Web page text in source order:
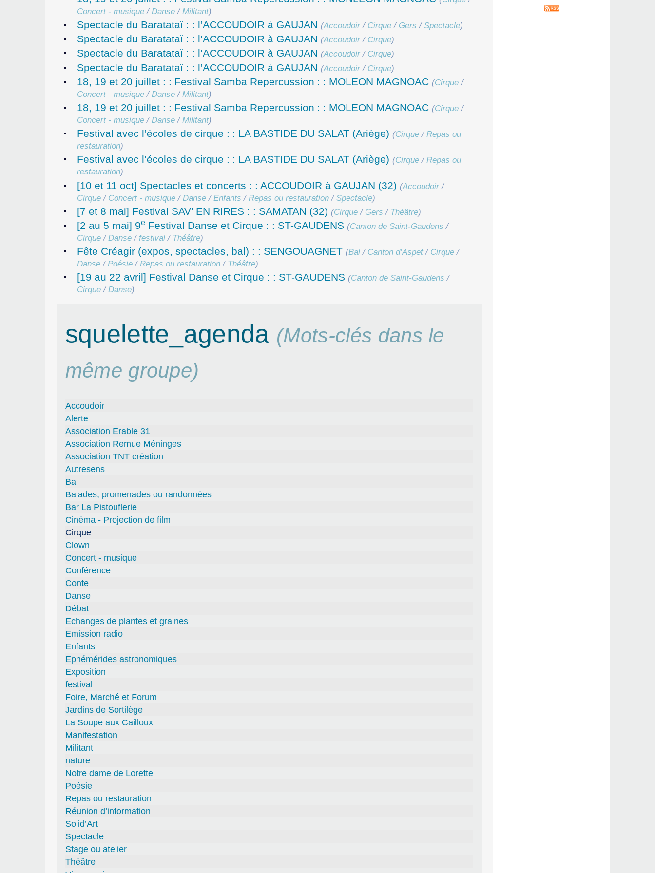
Concert - musique / Danse / Militant)
Spectacle du Baratataï : : l’ACCOUDOIR à GAUJAN (Accoudoir / Cirque / Gers / Spectacle)
Spectacle du Baratataï : : l’ACCOUDOIR à GAUJAN (Accoudoir / Cirque)
Spectacle du Baratataï : : l’ACCOUDOIR à GAUJAN (Accoudoir / Cirque)
Spectacle du Baratataï : : l’ACCOUDOIR à GAUJAN (Accoudoir / Cirque)
18, 19 et 20 juillet : : Festival Samba Repercussion : : MOLEON MAGNOAC (Cirque /
Concert - musique / Danse / Militant)
18, 19 et 20 juillet : : Festival Samba Repercussion : : MOLEON MAGNOAC (Cirque /
Concert - musique / Danse / Militant)
Festival avec l’écoles de cirque : : LA BASTIDE DU SALAT (Ariège) (Cirque / Repas ou
restauration)
Festival avec l’écoles de cirque : : LA BASTIDE DU SALAT (Ariège) (Cirque / Repas ou
restauration)
[10 et 11 oct] Spectacles et concerts : : ACCOUDOIR à GAUJAN (32) (Accoudoir /
Cirque / Concert - musique / Danse / Enfants / Repas ou restauration / Spectacle)
[7 et 8 mai] Festival SAV’ EN RIRES : : SAMATAN (32) (Cirque / Gers / Théâtre)
[2 au 5 mai] 9e Festival Danse et Cirque : : ST-GAUDENS (Canton de Saint-Gaudens /
Cirque / Danse / festival / Théâtre)
Fête Créagir (expos, spectacles, bal) : : SENGOUAGNET (Bal / Canton d’Aspet/ Cirque /
Danse / Poésie / Repas ou restauration / Théâtre)
[19 au 22 avril] Festival Danse et Cirque : : ST-GAUDENS (Canton de Saint-Gaudens /
Cirque / Danse)
squelette_agenda (Mots-clés dans le
même groupe)
Accoudoir
Alerte
Association Erable 31
Association Remue Méninges
Association TNT création
Autresens
Bal
Balades, promenades ou randonnées
Bar La Pistouflerie
Cinéma - Projection de film
Cirque
Clown
Concert - musique
Conférence
Conte
Danse
Débat
Echanges de plantes et graines
Emission radio
Enfants
Ephémérides astronomiques
Exposition
festival
Foire, Marché et Forum
Jardins de Sortilège
La Soupe aux Cailloux
Manifestation
Militant
nature
Notre dame de Lorette
Poésie
Repas ou restauration
Réunion d’information
Solid’Art
Spectacle
Stage ou atelier
Théâtre